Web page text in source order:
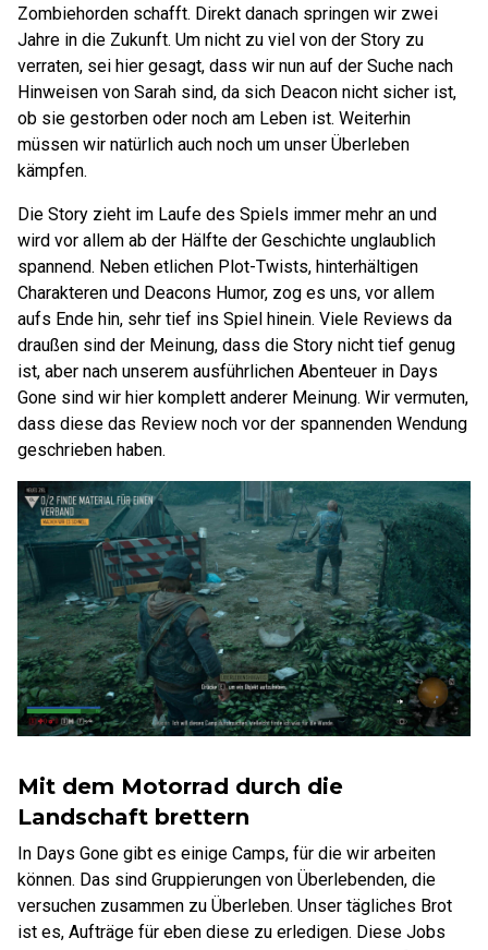
Zombiehorden schafft. Direkt danach springen wir zwei
Jahre in die Zukunft. Um nicht zu viel von der Story zu
verraten, sei hier gesagt, dass wir nun auf der Suche nach
Hinweisen von Sarah sind, da sich Deacon nicht sicher ist,
ob sie gestorben oder noch am Leben ist. Weiterhin
müssen wir natürlich auch noch um unser Überleben
kämpfen.
Die Story zieht im Laufe des Spiels immer mehr an und
wird vor allem ab der Hälfte der Geschichte unglaublich
spannend. Neben etlichen Plot-Twists, hinterhältigen
Charakteren und Deacons Humor, zog es uns, vor allem
aufs Ende hin, sehr tief ins Spiel hinein. Viele Reviews da
draußen sind der Meinung, dass die Story nicht tief genug
ist, aber nach unserem ausführlichen Abenteuer in Days
Gone sind wir hier komplett anderer Meinung. Wir vermuten,
dass diese das Review noch vor der spannenden Wendung
geschrieben haben.
Mit dem Motorrad durch die
Landschaft brettern
In Days Gone gibt es einige Camps, für die wir arbeiten
können. Das sind Gruppierungen von Überlebenden, die
versuchen zusammen zu Überleben. Unser tägliches Brot
ist es, Aufträge für eben diese zu erledigen. Diese Jobs